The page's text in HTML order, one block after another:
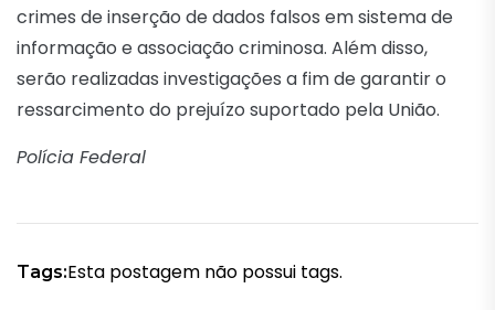
crimes de inserção de dados falsos em sistema de
informação e associação criminosa. Além disso,
serão realizadas investigações a fim de garantir o
ressarcimento do prejuízo suportado pela União.
Polícia Federal
Tags:Esta postagem não possui tags.